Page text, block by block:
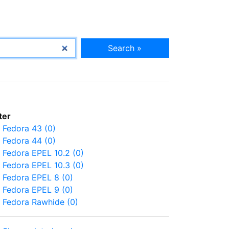
Search »
Fedora 43 (0)
Fedora 44 (0)
Fedora EPEL 10.2 (0)
Fedora EPEL 10.3 (0)
Fedora EPEL 8 (0)
Fedora EPEL 9 (0)
Fedora Rawhide (0)